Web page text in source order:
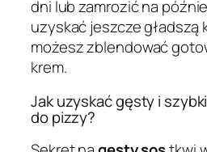
dni lub zamrozić na
uzyskać jeszcze gładszą
możesz zblendować
krem.
Jak uzyskać gęsty i
do pizzy?